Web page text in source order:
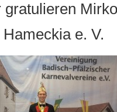
gratulieren
Hameckia e. V.